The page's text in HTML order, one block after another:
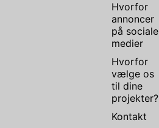
Hvorfor
annoncer
på sociale
medier
Hvorfor
vælge os
til dine
projekter?
Kontakt